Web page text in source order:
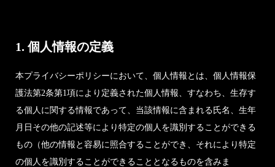
1. 個人情報の定義
本プライバシーポリシーにおいて、個人情報とは、個人情報保
護法第2条第1項により定義された個人情報、すなわち、生存す
る個人に関する情報であって、当該情報に含まれる氏名、生年
月日その他の記述等により特定の個人を識別することができる
もの（他の情報と容易に照合することができ、それにより特定
の個人を識別することができることとなるものを含みま